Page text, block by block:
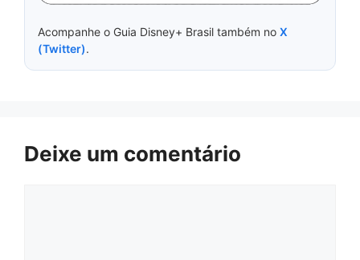
Acompanhe o Guia Disney+ Brasil também no X
(Twitter).
Deixe um comentário